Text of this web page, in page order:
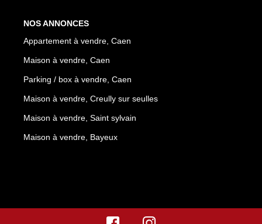
NOS ANNONCES
Appartement à vendre, Caen
Maison à vendre, Caen
Parking / box à vendre, Caen
Maison à vendre, Creully sur seulles
Maison à vendre, Saint sylvain
Maison à vendre, Bayeux